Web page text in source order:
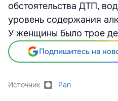
обстоятельства ДТП,
уровень содержания
У женщины было трое
Подпишитесь на
Источник Pan